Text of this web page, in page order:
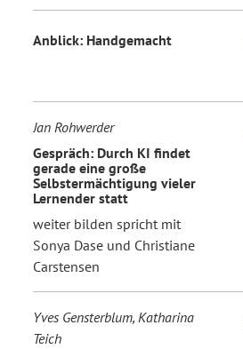
Anblick: Handgemacht
Jan Rohwerder
Gespräch: Durch KI findet
gerade eine große
Selbstermächtigung vieler
Lernender statt
weiter bilden spricht mit
Sonya Dase und Christiane
Carstensen
Yves Gensterblum, Katharina
Teich